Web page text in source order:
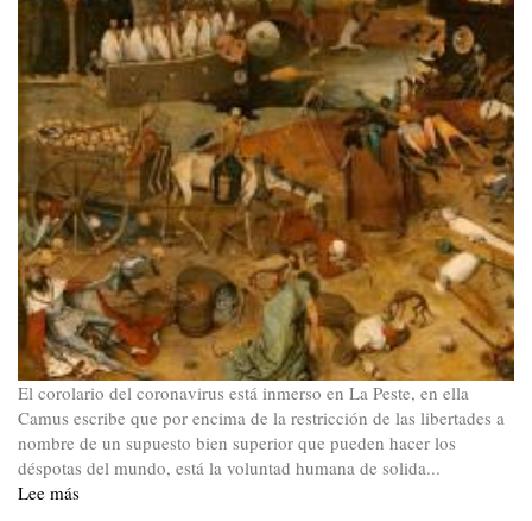
El corolario del coronavirus está inmerso en La Peste, en ella
Camus escribe que por encima de la restricción de las libertades a
nombre de un supuesto bien superior que pueden hacer los
déspotas del mundo, está la voluntad humana de solida...
Lee más